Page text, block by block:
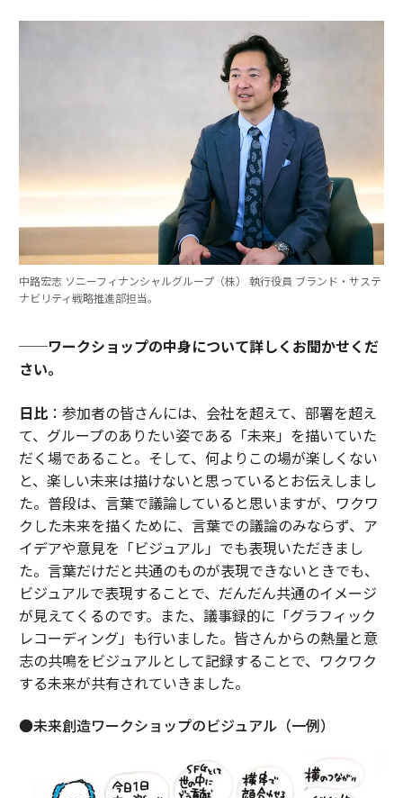
中路宏志 ソニーフィナンシャルグループ（株） 執行役員 ブランド・サステ
ナビリティ戦略推進部担当。
──ワークショップの中身について詳しくお聞かせくだ
さい。
日比：参加者の皆さんには、会社を超えて、部署を超え
て、グループのありたい姿である「未来」を描いていた
だく場であること。そして、何よりこの場が楽しくない
と、楽しい未来は描けないと思っているとお伝えしまし
た。普段は、言葉で議論していると思いますが、ワクワ
クした未来を描くために、言葉での議論のみならず、ア
イデアや意見を「ビジュアル」でも表現いただきまし
た。言葉だけだと共通のものが表現できないときでも、
ビジュアルで表現することで、だんだん共通のイメージ
が見えてくるのです。また、議事録的に「グラフィック
レコーディング」も行いました。皆さんからの熱量と意
志の共鳴をビジュアルとして記録することで、ワクワク
する未来が共有されていきました。
●未来創造ワークショップのビジュアル（一例）